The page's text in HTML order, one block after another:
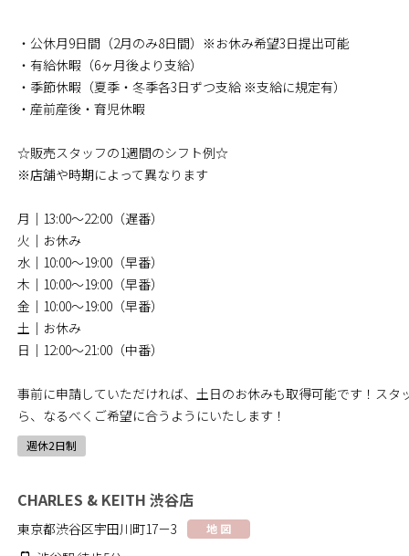
・公休月9日間（2月のみ8日間）※お休み希望3日提出可能
・有給休暇（6ヶ月後より支給）
・季節休暇（夏季・冬季各3日ずつ支給 ※支給に規定有）
・産前産後・育児休暇
☆販売スタッフの1週間のシフト例☆
※店舗や時期によって異なります
月｜13:00～22:00（遅番）
火｜お休み
水｜10:00～19:00（早番）
木｜10:00～19:00（早番）
金｜10:00～19:00（早番）
土｜お休み
日｜12:00～21:00（中番）
事前に申請していただければ、土日のお休みも取得可能です！スタ
ら、なるべくご希望に合うようにいたします！
週休2日制
CHARLES & KEITH 渋谷店
東京都渋谷区宇田川町17－3 地 図